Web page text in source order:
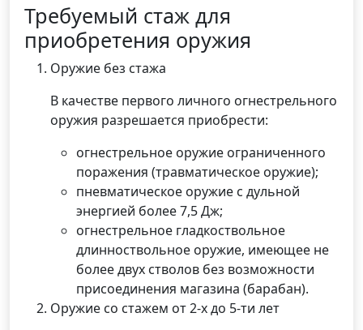
Требуемый стаж для
приобретения оружия
Оружие без стажа
В качестве первого личного огнестрельного
оружия разрешается приобрести:
огнестрельное оружие ограниченного
поражения (травматическое оружие);
пневматическое оружие с дульной
энергией более 7,5 Дж;
огнестрельное гладкоствольное
длинноствольное оружие, имеющее не
более двух стволов без возможности
присоединения магазина (барабан).
Оружие со стажем от 2-х до 5-ти лет